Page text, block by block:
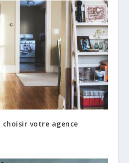
choisir votre agence